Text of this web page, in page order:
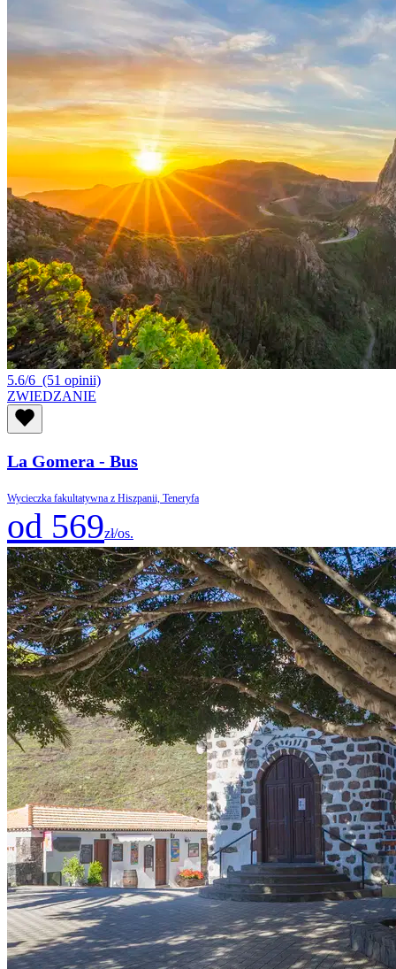
5.6/6 (51 opinii)
ZWIEDZANIE
La Gomera - Bus
Wycieczka fakultatywna z Hiszpanii, Teneryfa
od 569zł/os.